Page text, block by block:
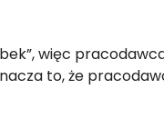
więc
to, że